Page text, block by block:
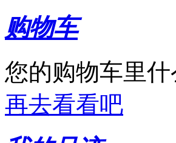
购物车
您的购物车里
再去看看吧